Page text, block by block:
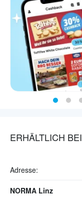
ERHÄLTLICH BEI
Adresse:
NORMA Linz